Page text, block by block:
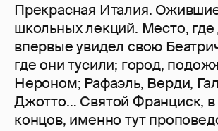
Прекрасная Италия.
школьных лекций. Место,
впервые увидел свою
где они тусили; город,
Нероном; Рафаэль, Верди,
Джотто… Святой Франциск, в
концов, именно тут